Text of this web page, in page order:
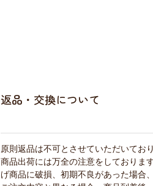
返品・交換について
原則返品は不可とさせていただいてお
商品出荷には万全の注意をしておりま
げ商品に破損、初期不良があった場合